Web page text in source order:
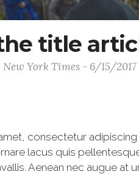
title
York Times - 6/15/2017
consectetur
lacus quis
Aenean nec augue at